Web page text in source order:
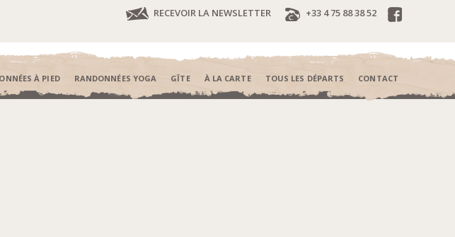
RECEVOIR LA NEWSLETTER +33 4 75 88 38 52
À PIED RANDONNÉES YOGA GÎTE À LA CARTE TOUS LES DÉPARTS CONTACT
c3c